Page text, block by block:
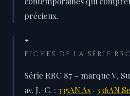
précieux.
✦
FICHES DE LA SÉRIE
Série RRC 87 – marque V,
av. J.-C. : 335AN As · 336AN